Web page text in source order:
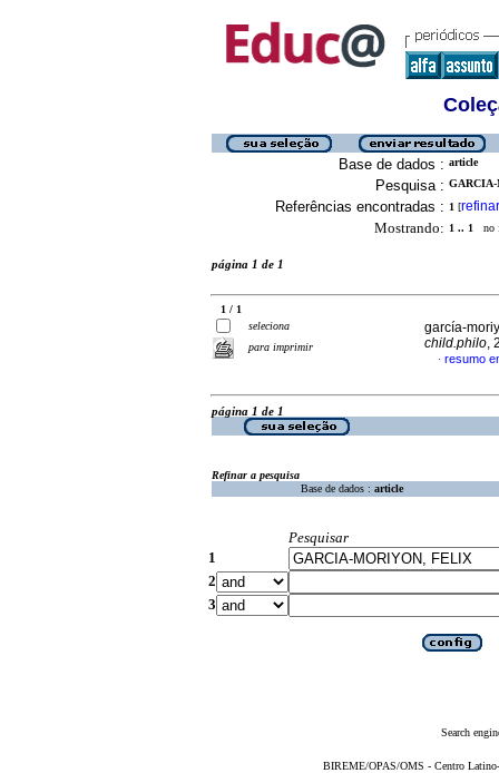
Base de dados : article
Pesquisa :
Referências encontradas : 1 [refinar
Mostrando: 1 .. 1 no
página 1 de 1
1 / 1
seleciona
para imprimir
garcía-
child.philo,
· resumo
página 1 de 1
Refinar a pesquisa
Base de dados : article
Pesquisar
1
2
3
Search
BIREME/OPAS/OMS - Centro Latino-